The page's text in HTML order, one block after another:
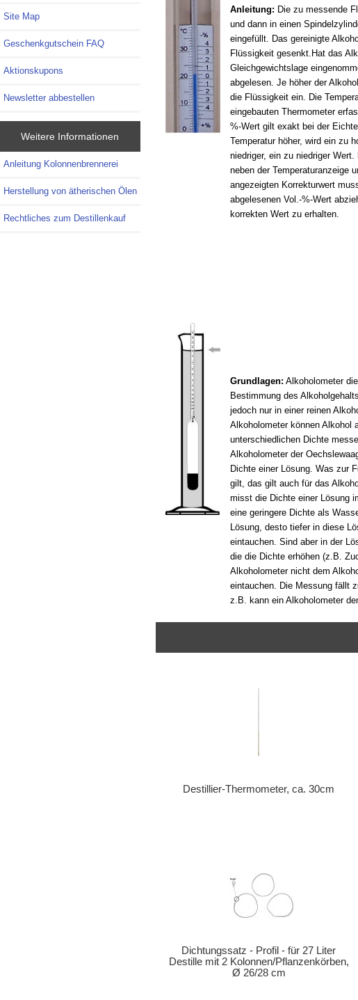
Site Map
Geschenkgutschein FAQ
Aktionskupons
Newsletter abbestellen
Weitere Informationen
Anleitung Kolonnenbrennerei
Herstellung von ätherischen Ölen
Rechtliches zum Destillenkauf
Anleitung: Die zu messende
und dann in einen
eingefüllt. Das gereinigte
Flüssigkeit gesenkt.Hat das
Gleichgewichtslage
abgelesen. Je höher der
die Flüssigkeit ein. Die
eingebauten Thermometer
%-Wert gilt exakt bei der
Temperatur höher, wird ein zu
niedriger, ein zu niedriger
neben der Temperaturanzeige
angezeigten Korrekturwert
abgelesenen Vol.-%-Wert
korrekten Wert zu erhalten.
Grundlagen: Alkoholometer
Bestimmung des
jedoch nur in einer reinen
Alkoholometer können Alkohol
unterschiedlichen Dichte
Alkoholometer der
Dichte einer Lösung. Was zur
gilt, das gilt auch für das
misst die Dichte einer Lösung
eine geringere Dichte als
Lösung, desto tiefer in diese
eintauchen. Sind aber in der
die die Dichte erhöhen (z.B.
Alkoholometer nicht dem
eintauchen. Die Messung fällt
z.B. kann ein Alkoholometer
Destillier-Thermometer, ca. 30cm
Dichtungssatz - Profil - für 27 Liter
Destille mit 2 Kolonnen/Pflanzenkörben,
Ø 26/28 cm